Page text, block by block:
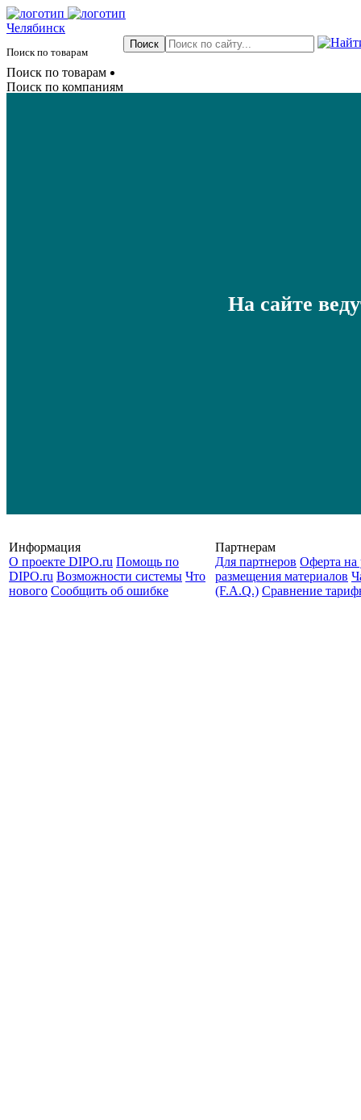
Челябинск
Поиск по товарам
Поиск по товарам
Поиск по компаниям
На сайте
Информация
О проекте DIPO.ru Помощь по
DIPO.ru Возможности системы Что
нового Сообщить об ошибке
Партнерам
Для партнеров Оферта на
размещения материалов
(F.A.Q.) Cравнение